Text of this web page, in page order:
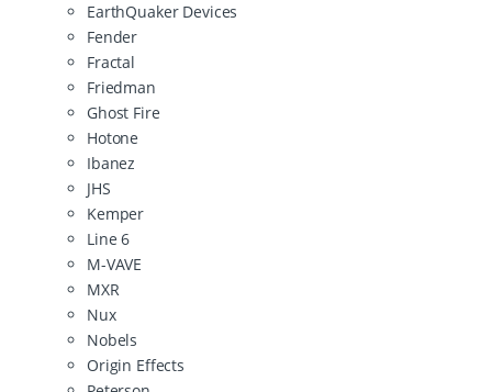
EarthQuaker Devices
Fender
Fractal
Friedman
Ghost Fire
Hotone
Ibanez
JHS
Kemper
Line 6
M-VAVE
MXR
Nux
Nobels
Origin Effects